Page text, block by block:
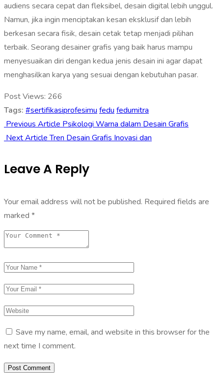
audiens secara cepat dan fleksibel, desain digital lebih unggul.
Namun, jika ingin menciptakan kesan eksklusif dan lebih
berkesan secara fisik, desain cetak tetap menjadi pilihan
terbaik. Seorang desainer grafis yang baik harus mampu
menyesuaikan diri dengan kedua jenis desain ini agar dapat
menghasilkan karya yang sesuai dengan kebutuhan pasar.
Post Views: 266
Tags: #sertifikasiprofesimu fedu fedumitra
Previous Article Psikologi Warna dalam Desain Grafis
Next Article Tren Desain Grafis Inovasi dan
Leave A Reply
Your email address will not be published. Required fields are
marked *
Save my name, email, and website in this browser for the
next time I comment.